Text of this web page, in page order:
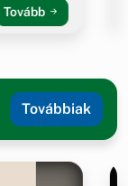
Tovább
Továbbiak